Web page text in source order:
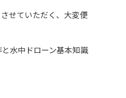
せていただく、大変便
水中ドローン基本知識